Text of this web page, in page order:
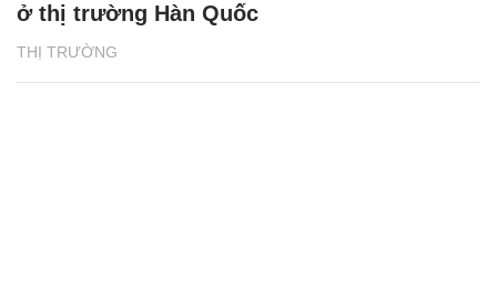
THỊ TRƯỜNG
ở thị trường Hàn Quốc